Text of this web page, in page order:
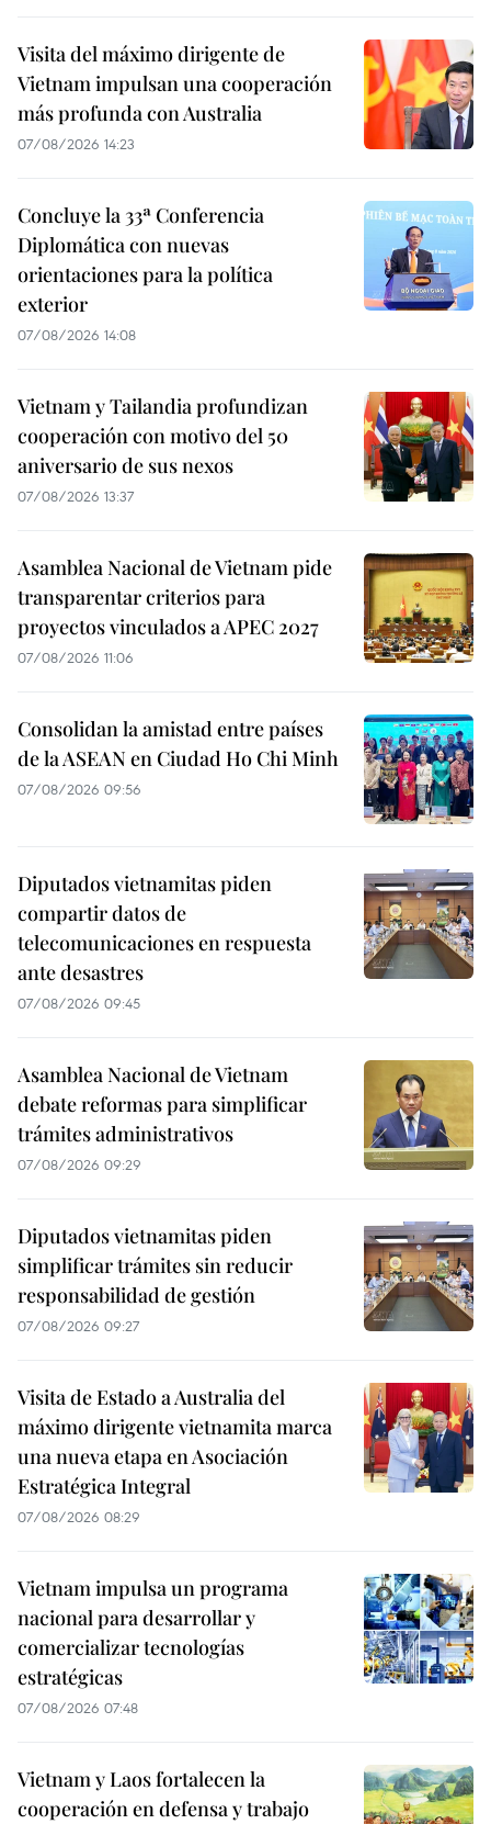
Visita del máximo dirigente de
Vietnam impulsan una cooperación
más profunda con Australia
07/08/2026 14:23
Concluye la 33ª Conferencia
Diplomática con nuevas
orientaciones para la política
exterior
07/08/2026 14:08
Vietnam y Tailandia profundizan
cooperación con motivo del 50
aniversario de sus nexos
07/08/2026 13:37
Asamblea Nacional de Vietnam pide
transparentar criterios para
proyectos vinculados a APEC 2027
07/08/2026 11:06
Consolidan la amistad entre países
de la ASEAN en Ciudad Ho Chi Minh
07/08/2026 09:56
Diputados vietnamitas piden
compartir datos de
telecomunicaciones en respuesta
ante desastres
07/08/2026 09:45
Asamblea Nacional de Vietnam
debate reformas para simplificar
trámites administrativos
07/08/2026 09:29
Diputados vietnamitas piden
simplificar trámites sin reducir
responsabilidad de gestión
07/08/2026 09:27
Visita de Estado a Australia del
máximo dirigente vietnamita marca
una nueva etapa en Asociación
Estratégica Integral
07/08/2026 08:29
Vietnam impulsa un programa
nacional para desarrollar y
comercializar tecnologías
estratégicas
07/08/2026 07:48
Vietnam y Laos fortalecen la
cooperación en defensa y trabajo